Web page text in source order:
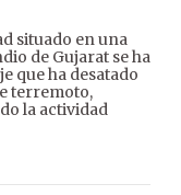
situado en una
de Gujarat se ha
que ha desatado
terremoto,
la actividad